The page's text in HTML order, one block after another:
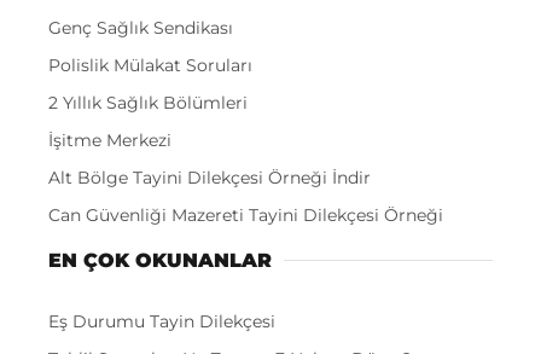
Genç Sağlık Sendikası
Polislik Mülakat Soruları
2 Yıllık Sağlık Bölümleri
İşitme Merkezi
Alt Bölge Tayini Dilekçesi Örneği İndir
Can Güvenliği Mazereti Tayini Dilekçesi Örneği
EN ÇOK OKUNANLAR
Eş Durumu Tayin Dilekçesi